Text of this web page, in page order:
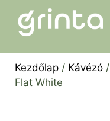
Kezdőlap / Kávézó /
Flat White